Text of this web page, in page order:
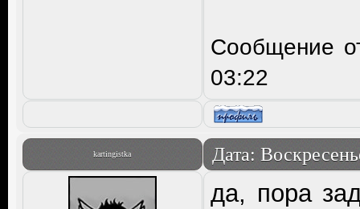
Сообщение
03:22
kartingistka Дата:
да, пора